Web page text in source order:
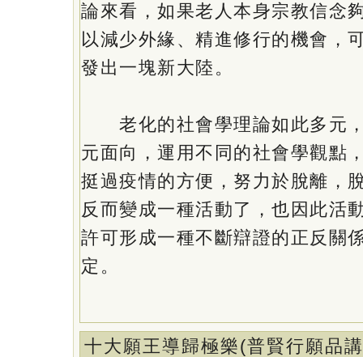
論來看，如果老人本身宗教信念
以減少外緣、精進修行的機會，
發出一塊新大陸。
老化的社會學理論如此多元
元面向，運用不同的社會學觀點
挺過疫情的方便，努力於脫離，
反而變成一種活動了，也因此活
許可形成一種不斷辯證的正反關
定。
十大願王導歸極樂(普賢行願